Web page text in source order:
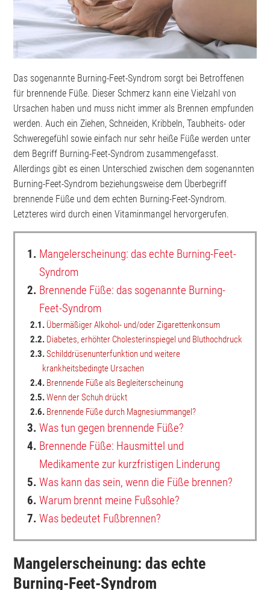
Das sogenannte Burning-Feet-Syndrom sorgt bei Betroffenen
für brennende Füße. Dieser Schmerz kann eine Vielzahl von
Ursachen haben und muss nicht immer als Brennen empfunden
werden. Auch ein Ziehen, Schneiden, Kribbeln, Taubheits- oder
Schweregefühl sowie einfach nur sehr heiße Füße werden unter
dem Begriff Burning-Feet-Syndrom zusammengefasst.
Allerdings gibt es einen Unterschied zwischen dem sogenannten
Burning-Feet-Syndrom beziehungsweise dem Überbegriff
brennende Füße und dem echten Burning-Feet-Syndrom.
Letzteres wird durch einen Vitaminmangel hervorgerufen.
1. Mangelerscheinung: das echte Burning-Feet-
Syndrom
2. Brennende Füße: das sogenannte Burning-
Feet-Syndrom
2.1. Übermäßiger Alkohol- und/oder Zigarettenkonsum
2.2. Diabetes, erhöhter Cholesterinspiegel und Bluthochdruck
2.3.Schilddrüsenunterfunktion und weitere
krankheitsbedingte Ursachen
2.4. Brennende Füße als Begleiterscheinung
2.5.Wenn der Schuh drückt
2.6. Brennende Füße durch Magnesiummangel?
3. Was tun gegen brennende Füße?
4. Brennende Füße: Hausmittel und
Medikamente zur kurzfristigen Linderung
5. Was kann das sein, wenn die Füße brennen?
6. Warum brennt meine Fußsohle?
7. Was bedeutet Fußbrennen?
Mangelerscheinung: das echte
Burning-Feet-Syndrom